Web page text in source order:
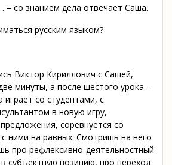
– со знанием дела отвечает Саша.
русским языком?
Виктор Кириллович с Сашей,
минуты, а после шестого урока –
со студентами, с
в новую игру,
соревнуется со
ними на равных. Смотришь на него
про рефлексивно-деятельностный
субъектную позицию, про переход